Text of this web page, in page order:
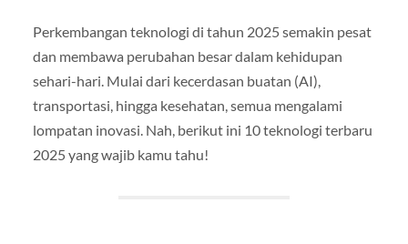
Perkembangan teknologi di tahun 2025 semakin pesat
dan membawa perubahan besar dalam kehidupan
sehari-hari. Mulai dari kecerdasan buatan (AI),
transportasi, hingga kesehatan, semua mengalami
lompatan inovasi. Nah, berikut ini 10 teknologi terbaru
2025 yang wajib kamu tahu!